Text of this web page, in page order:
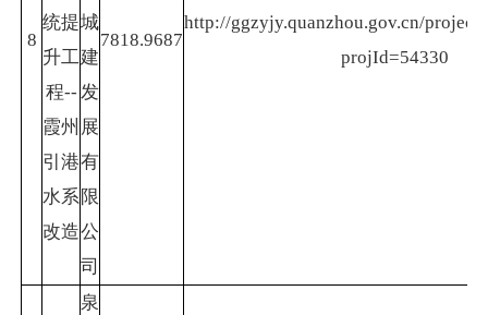
8
统提
升工
程--
霞州
引港
水系
改造
城
建
发
展
有
限
公
司
7818.9687
http://ggzyjy.quanzhou.gov.cn/
projId=54330
泉